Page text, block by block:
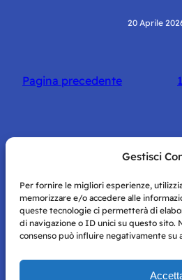
Gestisci
Per fornire le migliori esperienze,
memorizzare e/o accedere alle
queste tecnologie ci permetterà di
di navigazione o ID unici su questo sito.
consenso può influire negativamente su
20 Aprile
Pagina precedente 1
Storie di Napoli è una testata
Napoli con autorizzazione numero 38
Tutte le immagini e i contenuti su
per mero scopo didattico e informativo.
perseguito secondo i termini di legge.
informazioni in questo sito web per